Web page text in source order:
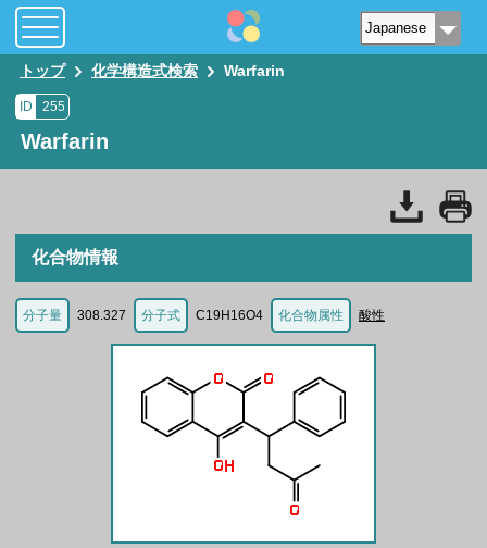
トップ 化学構造式検索 Warfarin
ID 255
Warfarin
化合物情報
分子量 308.327 分子式 C19H16O4 化合物属性 酸性